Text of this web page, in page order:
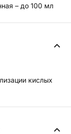
– до 100 мл
кислых